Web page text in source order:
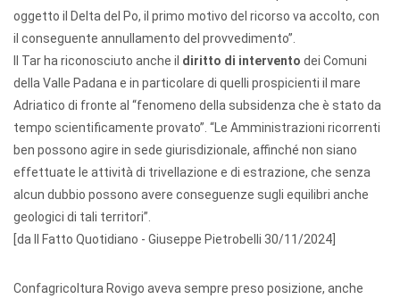
oggetto il Delta del Po, il primo motivo del ricorso va accolto, con
il conseguente annullamento del provvedimento”.
Il Tar ha riconosciuto anche il diritto di intervento dei Comuni
della Valle Padana e in particolare di quelli prospicienti il mare
Adriatico di fronte al “fenomeno della subsidenza che è stato da
tempo scientificamente provato”. “Le Amministrazioni ricorrenti
ben possono agire in sede giurisdizionale, affinché non siano
effettuate le attività di trivellazione e di estrazione, che senza
alcun dubbio possono avere conseguenze sugli equilibri anche
geologici di tali territori”.
[da Il Fatto Quotidiano - Giuseppe Pietrobelli 30/11/2024]
Confagricoltura Rovigo aveva sempre preso posizione, anche